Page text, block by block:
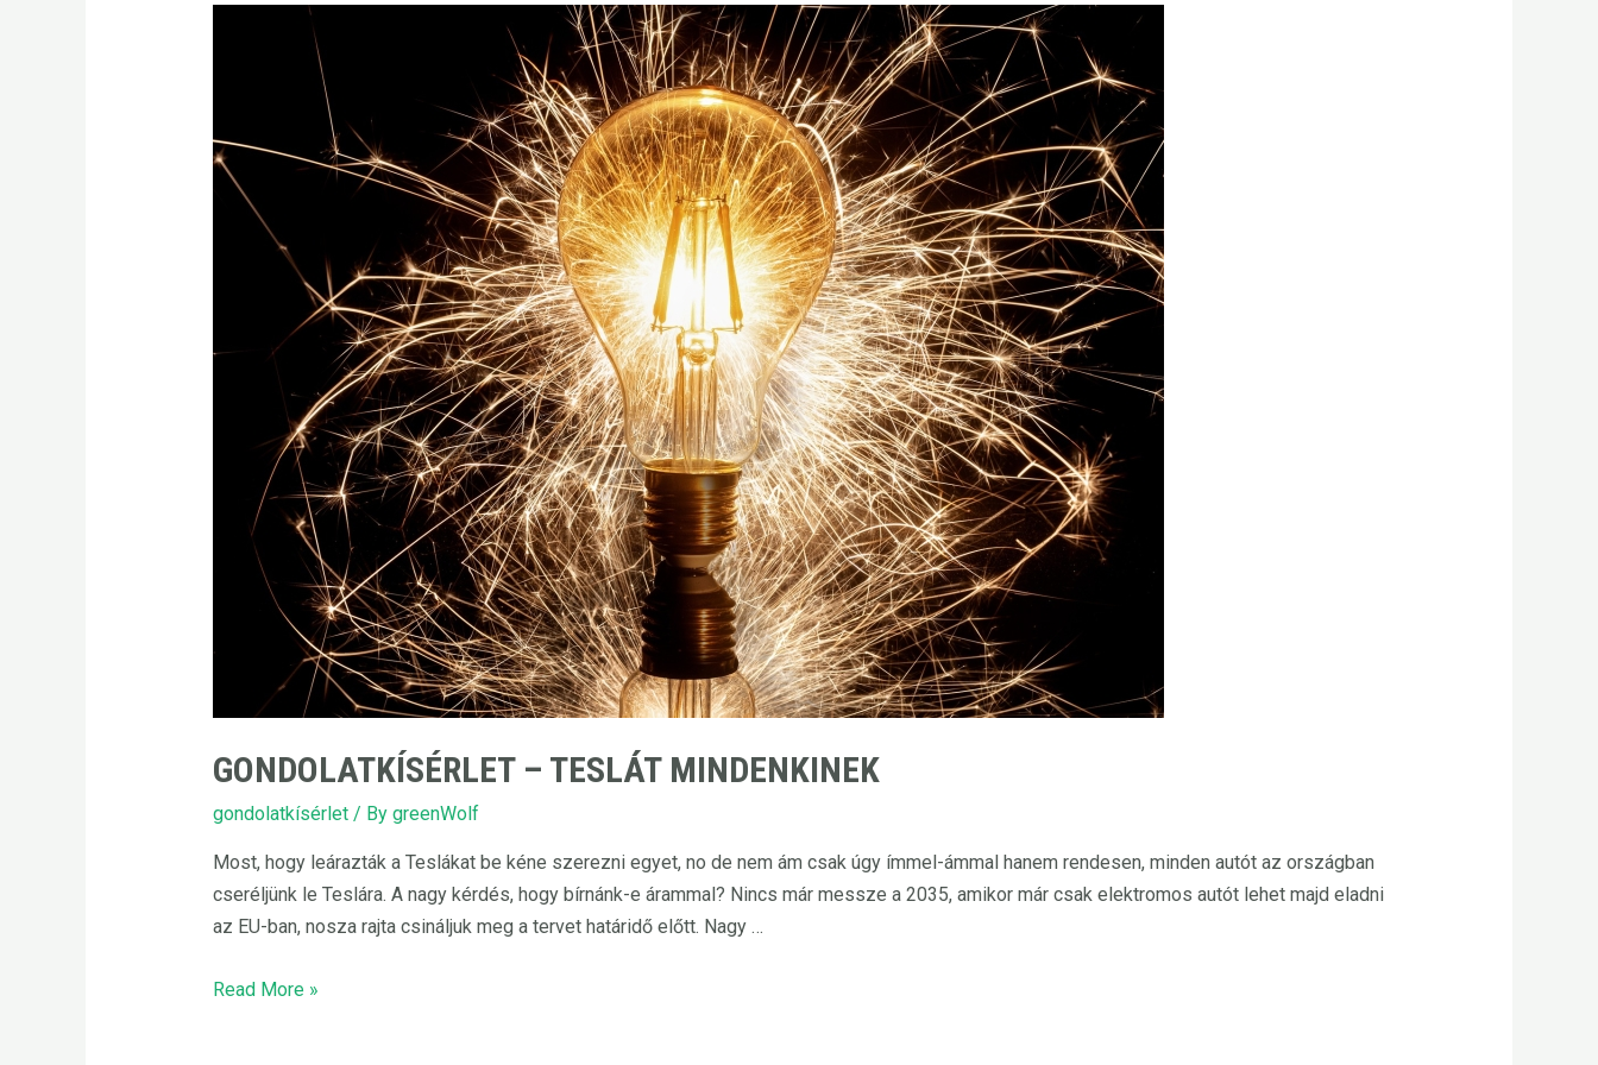
GONDOLATKÍSÉRLET – TESLÁT MINDENKINEK
gondolatkísérlet/ By greenWolf
Most, hogy leárazták a Teslákat be kéne szerezni egyet, no de nem ám csak úgy ímmel-ámmal hanem rendesen, minden autót az országban
cseréljünk le Teslára. A nagy kérdés, hogy bírnánk-e árammal? Nincs már messze a 2035, amikor már csak elektromos autót lehet majd eladni
az EU-ban, nosza rajta csináljuk meg a tervet határidő előtt. Nagy …
Gondolatkísérlet
Read More »